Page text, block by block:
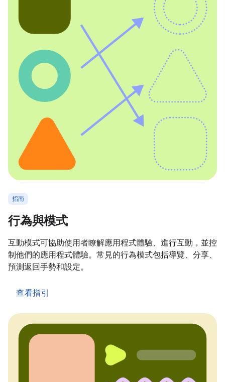
指南
行為與模式
互動模式可協助使用者瞭解應用程式體驗、進行互動，並控
制他們的應用程式體驗。常見的行為模式包括導覽、分享、
預測返回手勢和設定。
查看指引